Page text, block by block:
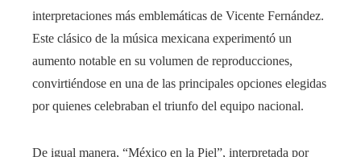
interpretaciones más emblemáticas de Vicente Fernández.
Este clásico de la música mexicana experimentó un
aumento notable en su volumen de reproducciones,
convirtiéndose en una de las principales opciones elegidas
por quienes celebraban el triunfo del equipo nacional.
De igual manera, “México en la Piel”, interpretada por